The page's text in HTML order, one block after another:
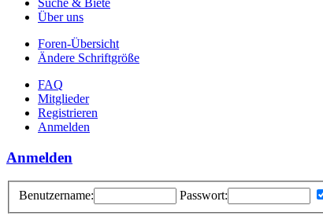
Über uns
Foren-Übersicht
Ändere Schriftgröße
FAQ
Mitglieder
Registrieren
Anmelden
Anmelden
Benutzername: Passwort: